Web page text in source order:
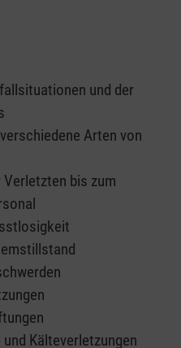
und der
Arten von
bis zum
Kälteverletzungen